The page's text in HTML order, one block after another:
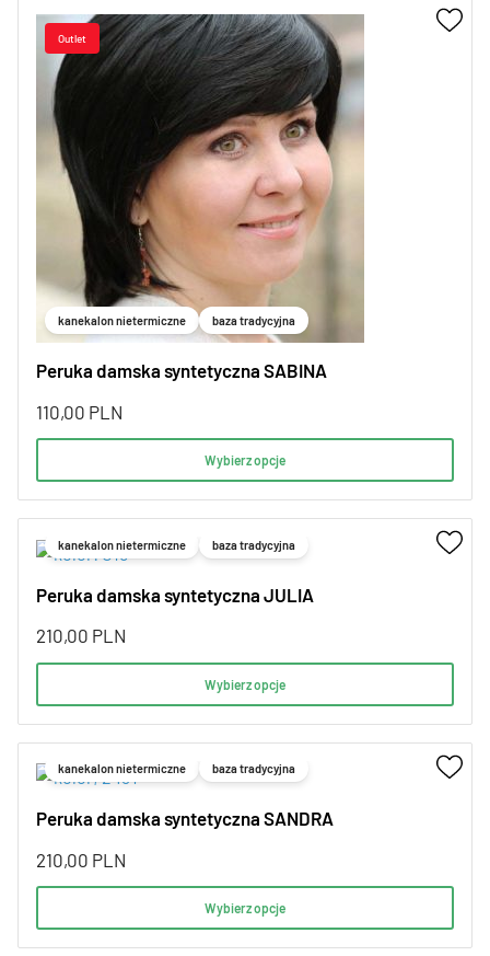
kanekalon nietermiczne baza tradycyjna
Peruka damska syntetyczna SABINA
110,00 PLN
Wybierz opcje
kanekalon nietermiczne baza tradycyjna
Peruka damska syntetyczna JULIA
210,00 PLN
Wybierz opcje
kanekalon nietermiczne baza tradycyjna
Peruka damska syntetyczna SANDRA
210,00 PLN
Wybierz opcje